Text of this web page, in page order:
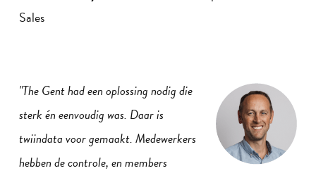
Sales
"The Gent had een oplossing nodig die
sterk én eenvoudig was. Daar is
twiindata voor gemaakt. Medewerkers
hebben de controle, en members